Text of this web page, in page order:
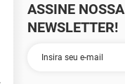
ASSINE NOSSA
NEWSLETTER!